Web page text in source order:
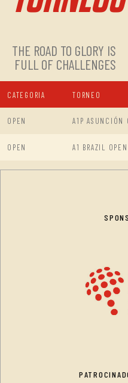
THE ROAD TO GLORY IS
FULL OF CHALLENGES
CATEGORIA TORNEO
OPEN A1P ASUNCIÓN
OPEN A1 BRAZIL OPEN